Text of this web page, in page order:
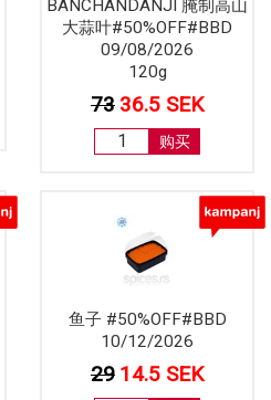
BANCHANDANJI 腌制高山
大蒜叶#50%OFF#BBD
09/08/2026
120g
73 36.5 SEK
购买
鱼子 #50%OFF#BBD
10/12/2026
29 14.5 SEK